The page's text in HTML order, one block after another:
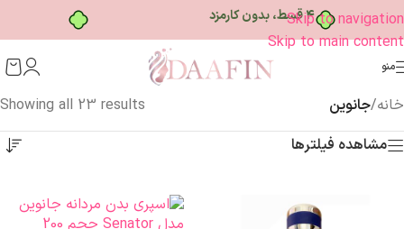
۴ قسط، بدون کارمزد
Skip to navigation
Skip to main content
منو
خانه/جانوین
Showing all 23 results
مشاهده فیلترها